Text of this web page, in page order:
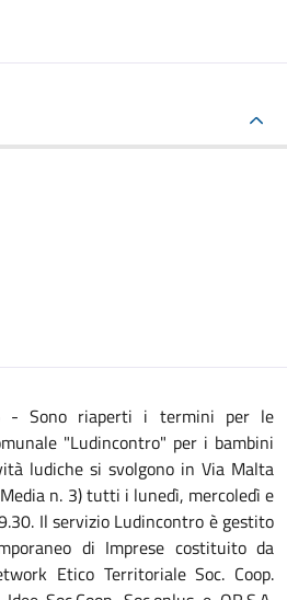
- Sono riaperti i termini per le
"Ludincontro" per i bambini
ludiche si svolgono in Via Malta
n. 3) tutti i lunedì, mercoledì e
Il servizio Ludincontro è gestito
di Imprese costituito da
Etico Territoriale Soc. Coop.